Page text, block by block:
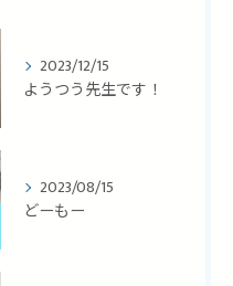
2023/12/15
ようつう先生です！
2023/08/15
どーもー